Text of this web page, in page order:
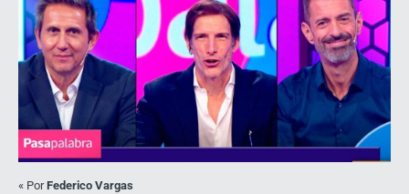
« PorFederico Vargas